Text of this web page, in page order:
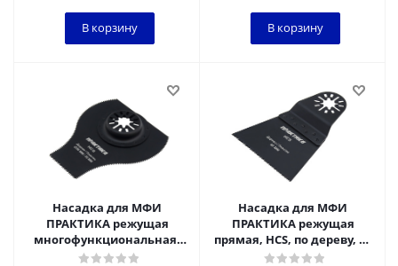
В корзину В корзину
Насадка для МФИ
ПРАКТИКА режущая
многофункциональная,
HCS, по дереву, 86 х 35 мм
Насадка для МФИ
ПРАКТИКА режущая
прямая, HCS, по дереву, 65
мм, мелкий зуб